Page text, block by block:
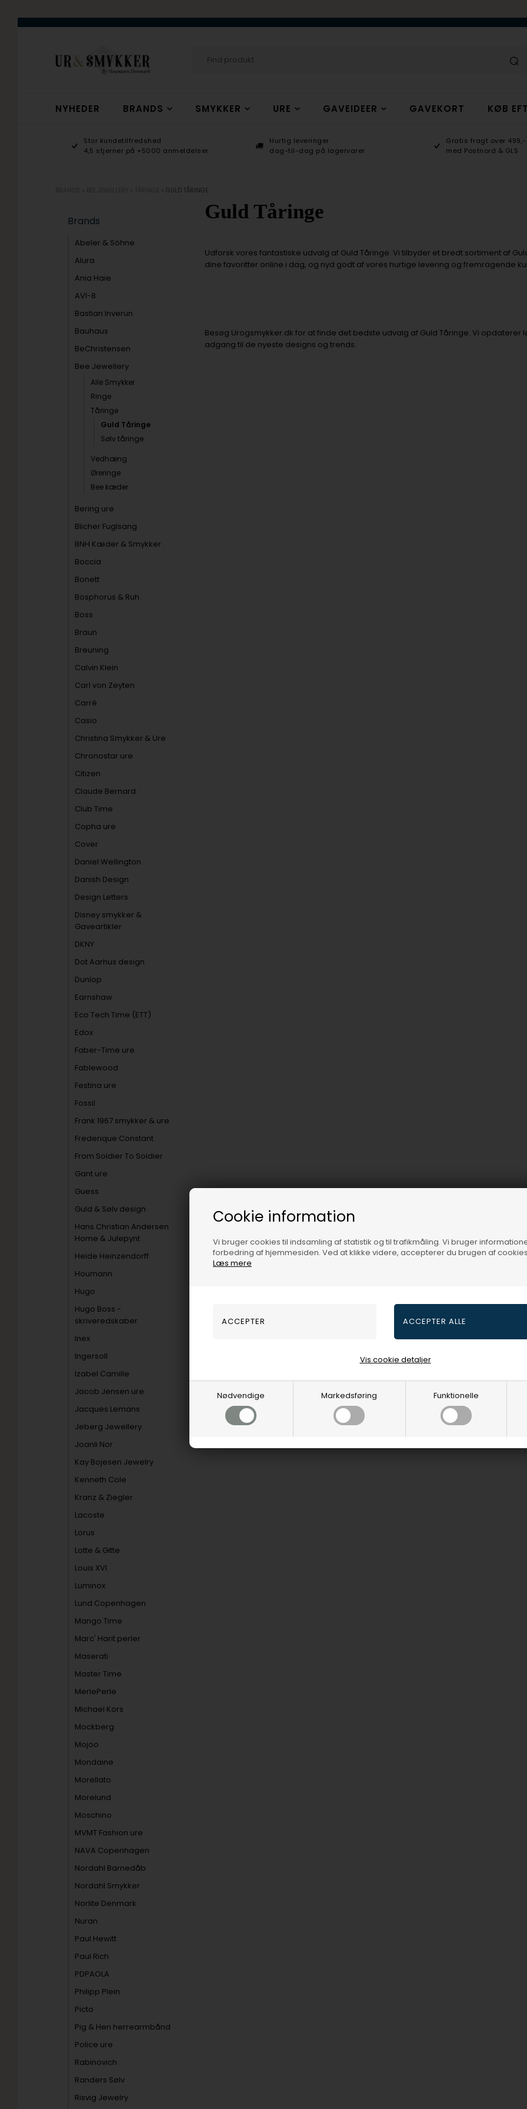
Cookie information
Vi bruger cookies til indsamling af statistik og til trafikmåling. Vi bruger
forbedring af hjemmesiden. Ved at klikke videre, accepterer du brugen af
Læs mere
Nødvendige Markedsføring Funktionelle
Vis cookie detaljer
NYHEDER BRANDS SMYKKER URE GAVEIDEER GAVEKORT KØB
Stor kundetilfredshed
4,5 stjerner på +5000 anmeldelser
Hurtig leveringer
dag-til-dag på lagervarer
Gratis fragt over 499,-
med Postnord & GLS
»GULD TÅRINGE
Brands
Abeler & Söhne
Alura
Ania Haie
AVI-8
Bastian Inverun
Bauhaus
BeChristensen
Bee Jewellery
Alle Smykker
Ringe
Tåringe
Guld Tåringe
Sølv tåringe
Vedhæng
Øreringe
Bee kæder
Bering ure
Blicher Fuglsang
BNH Kæder & Smykker
Boccia
Bonett
Bosphorus & Ruh
Boss
Braun
Breuning
Calvin Klein
Carl von Zeyten
Carré
Casio
Christina Smykker & Ure
Chronostar ure
Citizen
Claude Bernard
Club Time
Copha ure
Cover
Daniel Wellington
Danish Design
Design Letters
Disney smykker &
Gaveartikler
DKNY
Dot Aarhus design
Dunlop
Earnshaw
Eco Tech Time (ETT)
Edox
Faber-Time ure
Fablewood
Festina ure
Fossil
Frank 1967 smykker & ure
Frederique Constant
From Soldier To Soldier
Gant ure
Guess
Guld & Sølv design
Hans Christian Andersen
Home & Julepynt
Heide Heinzendorff
Houmann
Hugo
Hugo Boss -
skriveredskaber
Inex
Ingersoll
Izabel Camille
Jacob Jensen ure
Jacques Lemans
Jeberg Jewellery
Joanli Nor
Kay Bojesen Jewelry
Kenneth Cole
Kranz & Ziegler
Lacoste
Lorus
Lotte & Gitte
Louis XVI
Luminox
Lund Copenhagen
Mango Time
Marc' Harit perler
Maserati
Master Time
MerlePerle
Michael Kors
Mockberg
Mojoo
Mondaine
Morellato
Morelund
Moschino
MVMT Fashion ure
NAVA Copenhagen
Nordahl Barnedåb
Nordahl Smykker
Norlite Denmark
Nuran
Paul Hewitt
Paul Rich
PDPAOLA
Philipp Plein
Picto
Pig & Hen herrearmbånd
Police ure
Rabinovich
Randers Sølv
Risvig Jewelry
Guld Tåringe
Udforsk vores fantastiske udvalg af Guld Tåringe. Vi tilbyder et bredt sortiment af
dine favoritter online i dag, og nyd godt af vores hurtige levering og fremragende
Besøg Urogsmykker.dk for at finde det bedste udvalg af Guld Tåringe. Vi
adgang til de nyeste designs og trends.